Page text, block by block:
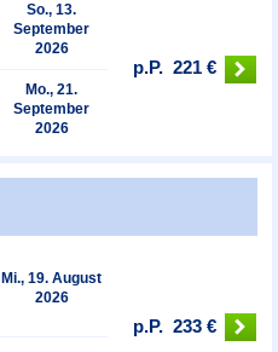
So., 13.
September
2026
Mo., 21.
September
2026
p.P. 221 €
Mi., 19. August
2026
p.P. 233 €